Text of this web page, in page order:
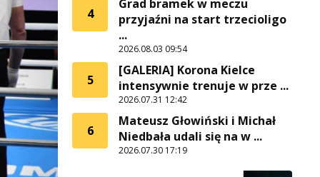
4
Grad bramek w meczu
przyjaźni na start trzecioligo
...
2026.08.03 09:54
5
[GALERIA] Korona Kielce
intensywnie trenuje w prze ...
2026.07.31 12:42
6
Mateusz Głowiński i Michał
Niedbała udali się na w ...
2026.07.30 17:19